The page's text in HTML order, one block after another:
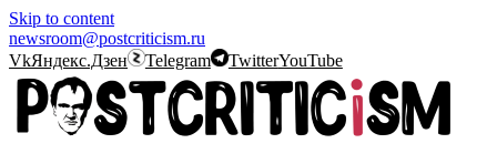
Skip to content
newsroom@postcriticism.ru
VkЯндекс.Дзен Telegram TwitterYouTube